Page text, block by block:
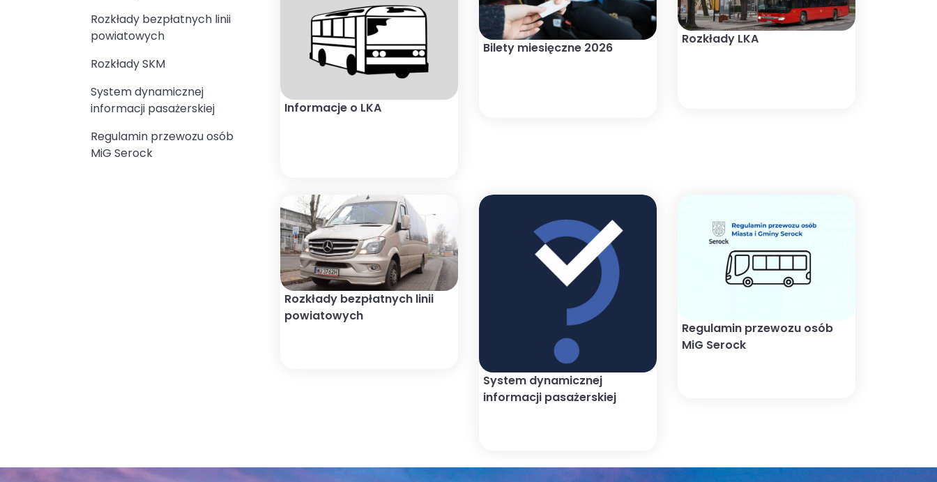
Rozkłady bezpłatnych linii
powiatowych
Rozkłady SKM
System dynamicznej
informacji pasażerskiej
Regulamin przewozu osób
MiG Serock
Informacje o LKA
Bilety miesięczne 2026
Rozkłady LKA
Rozkłady bezpłatnych linii
powiatowych
System dynamicznej
informacji pasażerskiej
Regulamin przewozu osób
MiG Serock